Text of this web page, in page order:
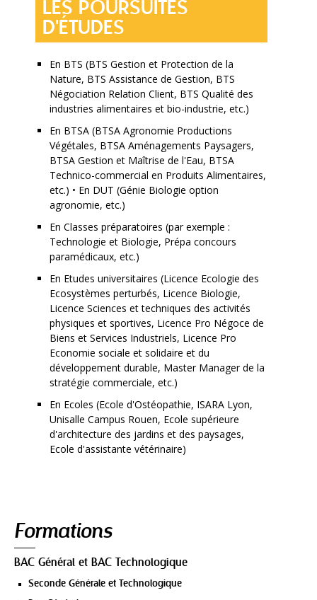
LES POURSUITES
D'ÉTUDES
En BTS (BTS Gestion et Protection de la
Nature, BTS Assistance de Gestion, BTS
Négociation Relation Client, BTS Qualité des
industries alimentaires et bio-industrie, etc.)
En BTSA (BTSA Agronomie Productions
Végétales, BTSA Aménagements Paysagers,
BTSA Gestion et Maîtrise de l'Eau, BTSA
Technico-commercial en Produits Alimentaires,
etc.) • En DUT (Génie Biologie option
agronomie, etc.)
En Classes préparatoires (par exemple :
Technologie et Biologie, Prépa concours
paramédicaux, etc.)
En Etudes universitaires (Licence Ecologie des
Ecosystèmes perturbés, Licence Biologie,
Licence Sciences et techniques des activités
physiques et sportives, Licence Pro Négoce de
Biens et Services Industriels, Licence Pro
Economie sociale et solidaire et du
développement durable, Master Manager de la
stratégie commerciale, etc.)
En Ecoles (Ecole d'Ostéopathie, ISARA Lyon,
Unisalle Campus Rouen, Ecole supérieure
d'architecture des jardins et des paysages,
Ecole d'assistante vétérinaire)
Formations
BAC Général et BAC Technologique
Seconde Générale et Technologique